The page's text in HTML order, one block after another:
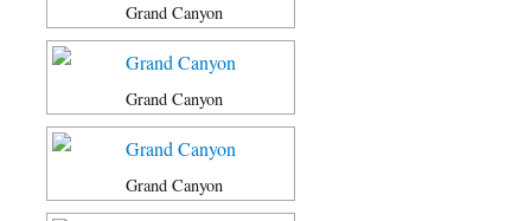
Grand Canyon
Grand Canyon
Grand Canyon